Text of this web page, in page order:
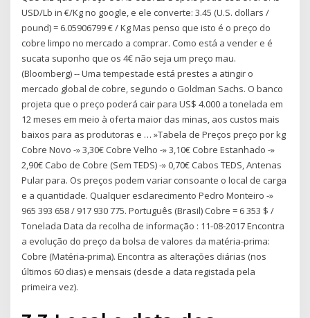
USD/Lb in €/Kg no google, e ele converte: 3.45 (U.S. dollars /
pound) = 6.05906799 € / Kg Mas penso que isto é o preço do
cobre limpo no mercado a comprar. Como está a vender e é
sucata suponho que os 4€ não seja um preço mau.
(Bloomberg) -- Uma tempestade está prestes a atingir o
mercado global de cobre, segundo o Goldman Sachs. O banco
projeta que o preço poderá cair para US$ 4.000 a tonelada em
12 meses em meio à oferta maior das minas, aos custos mais
baixos para as produtoras e … »Tabela de Preços preço por kg
Cobre Novo -» 3,30€ Cobre Velho -» 3,10€ Cobre Estanhado -»
2,90€ Cabo de Cobre (Sem TEDS) -» 0,70€ Cabos TEDS, Antenas
Pular para. Os preços podem variar consoante o local de carga
e a quantidade. Qualquer esclarecimento Pedro Monteiro -»
965 393 658 / 917 930 775. Português (Brasil) Cobre = 6 353 $ /
Tonelada Data da recolha de informação : 11-08-2017 Encontra
a evolução do preço da bolsa de valores da matéria-prima:
Cobre (Matéria-prima). Encontra as alterações diárias (nos
últimos 60 dias) e mensais (desde a data registada pela
primeira vez).